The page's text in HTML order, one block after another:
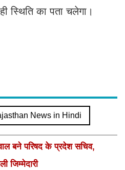
का पता चलेगा।
News in Hindi
बने परिषद के प्रदेश सचिव,
जिम्मेदारी